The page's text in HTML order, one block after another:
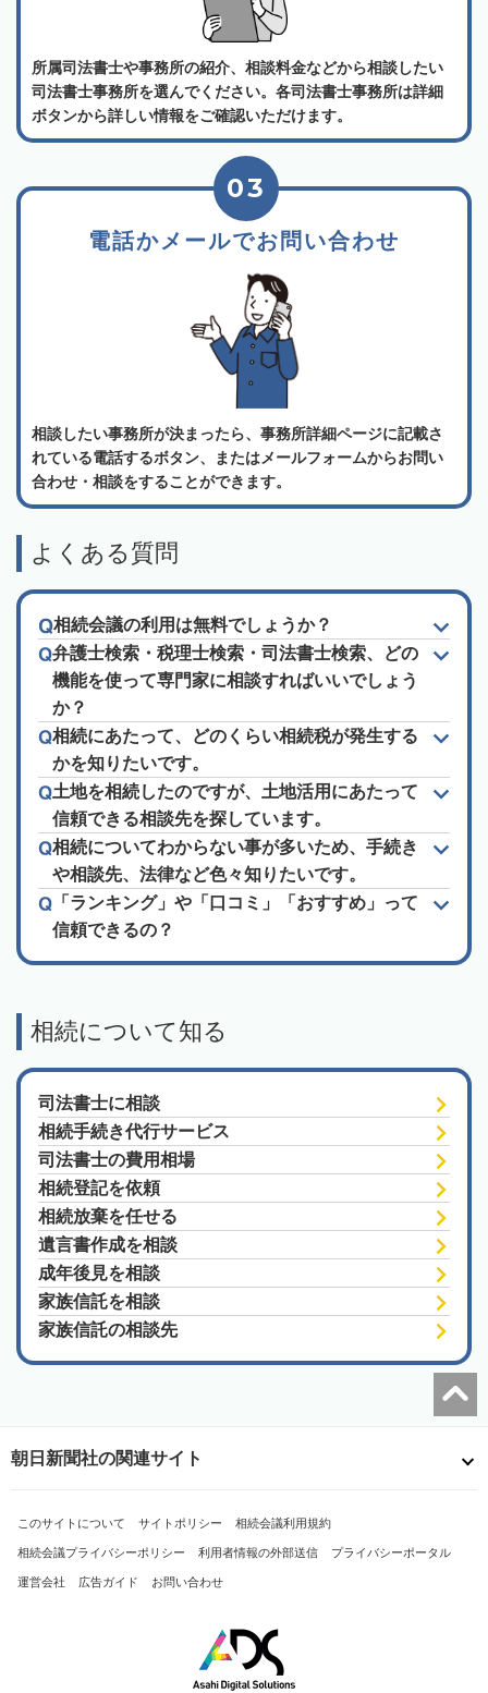
所属司法書士や事務所の紹介、相談料金などから相談したい
司法書士事務所を選んでください。各司法書士事務所は詳細
ボタンから詳しい情報をご確認いただけます。
電話かメールでお問い合わせ
03
相談したい事務所が決まったら、事務所詳細ページに記載さ
れている電話するボタン、またはメールフォームからお問い
合わせ・相談をすることができます。
よくある質問
相続会議の利用は無料でしょうか？
弁護士検索・税理士検索・司法書士検索、どの
機能を使って専門家に相談すればいいでしょう
か？
相続にあたって、どのくらい相続税が発生する
かを知りたいです。
土地を相続したのですが、土地活用にあたって
信頼できる相談先を探しています。
相続についてわからない事が多いため、手続き
や相談先、法律など色々知りたいです。
「ランキング」や「口コミ」「おすすめ」って
信頼できるの？
相続について知る
司法書士に相談
相続手続き代行サービス
司法書士の費用相場
相続登記を依頼
相続放棄を任せる
遺言書作成を相談
成年後見を相談
家族信託を相談
家族信託の相談先
朝日新聞社の関連サイト
このサイトについて サイトポリシー 相続会議利用規約
相続会議プライバシーポリシー 利用者情報の外部送信 プライバシーポータル
運営会社 広告ガイド お問い合わせ